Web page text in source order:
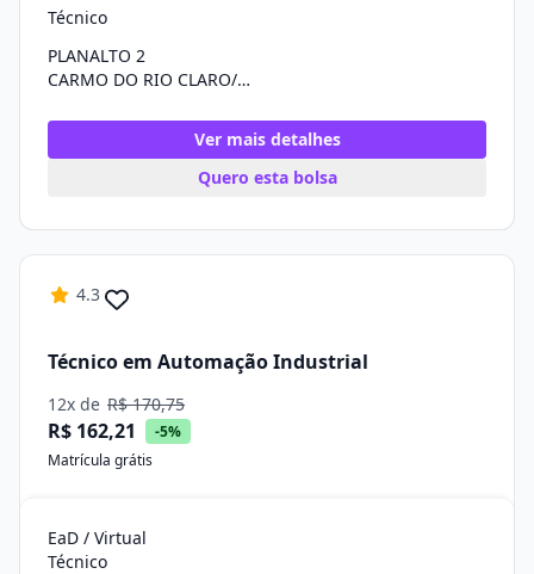
Técnico
PLANALTO 2
CARMO DO RIO CLARO/MG
Ver mais detalhes
Quero esta bolsa
4.3
Técnico em Automação Industrial
12x de R$ 170,75
R$ 162,21
-5%
Matrícula grátis
EaD / Virtual
Técnico